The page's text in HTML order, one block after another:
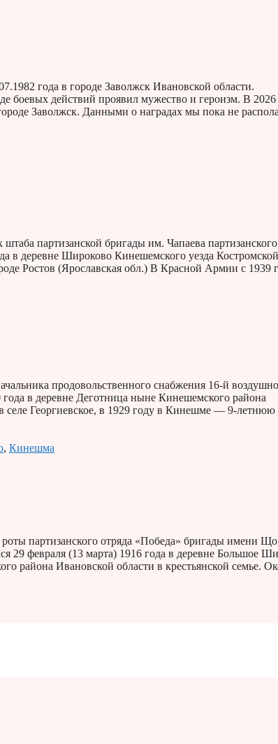
года в городе Заволжск Ивановской области.
боевых действий проявил мужество и героизм. В 2026
Заволжск. Данными о наградах мы пока не
партизанской бригады им. Чапаева партизанского
в деревне Широково Кинешемского уезда Костромской
Ростов (Ярославская обл.) В Красной Армии с 1939
продовольственного снабжения 16-й
в деревне Деготница ныне Кинешемского района
селе Георгиевское, в 1929 году в Кинешме — 9-летнюю
, Кинешма
партизанского отряда «Победа» бригады имени
29 февраля (13 марта) 1916 года в деревне Большое
района Ивановской области в крестьянской семье.